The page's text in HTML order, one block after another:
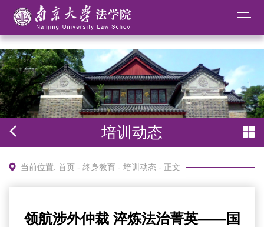
太阳成集团tyc234cc(中国)股份有限公司
培训动态
当前位置: 首页 - 终身教育 - 培训动态 - 正文
领航涉外仲裁 淬炼法治菁英——国